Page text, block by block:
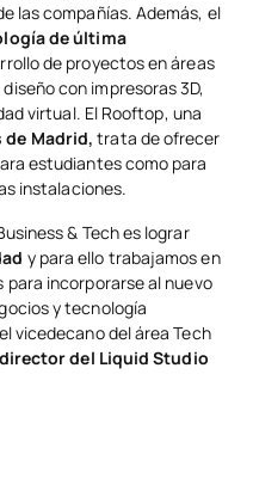
las compañías. Además, el
de última
de proyectos en áreas
con impresoras 3D,
virtual. El Rooftop, una
Madrid, trata de ofrecer
estudiantes como para
instalaciones.
& Tech es lograr
y para ello trabajamos en
incorporarse al nuevo
y tecnología
vicedecano del área Tech
director del Liquid Studio